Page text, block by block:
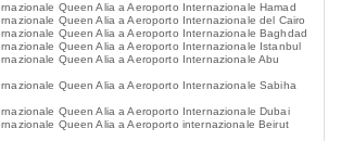
Queen Alia a Aeroporto Internazionale Hamad
Queen Alia a Aeroporto Internazionale del Cairo
Queen Alia a Aeroporto Internazionale Baghdad
Queen Alia a Aeroporto Internazionale Istanbul
Queen Alia a Aeroporto Internazionale Abu
Queen Alia a Aeroporto Internazionale Sabiha
Queen Alia a Aeroporto Internazionale Dubai
Queen Alia a Aeroporto internazionale Beirut